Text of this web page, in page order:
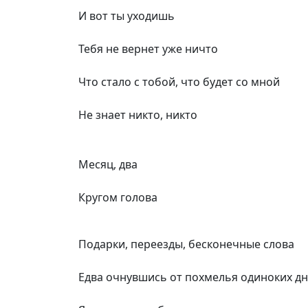
И вот ты уходишь
Тебя не вернет уже ничто
Что стало с тобой, что будет со мной
Не знает никто, никто
Месяц, два
Кругом голова
Подарки, переезды, бесконечные слова
Едва очнувшись от похмелья одиноких